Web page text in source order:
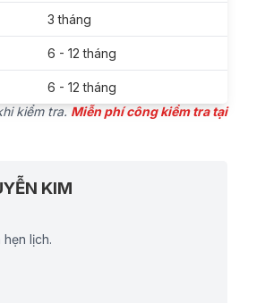
3 tháng
6 - 12 tháng
6 - 12 tháng
kiểm tra. Miễn phí công kiểm tra tại
KIM
lịch.